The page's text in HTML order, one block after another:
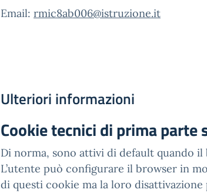
Email: rmic8ab006@istruzione.it
Ulteriori informazioni
Cookie tecnici di prima
Di norma, sono attivi di default quando
L’utente può configurare il browser in
di questi cookie ma la loro